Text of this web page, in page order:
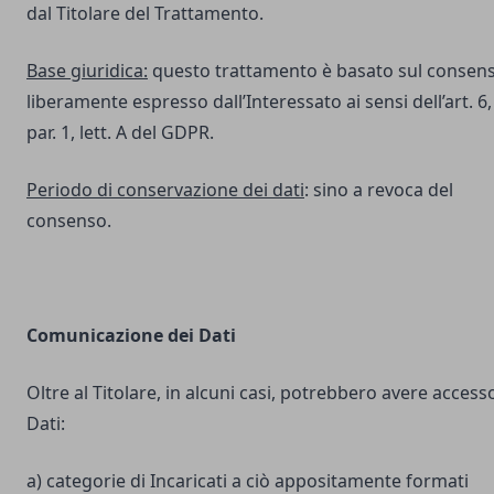
dal Titolare del Trattamento.
Base giuridica: questo trattamento è basato sul
liberamente espresso dall’Interessato ai sensi dell’art. 6,
par. 1, lett. A del GDPR.
Periodo di conservazione dei dati: sino a revoca del
consenso.
Comunicazione dei Dati
Oltre al Titolare, in alcuni casi, potrebbero avere
Dati:
a) categorie di Incaricati a ciò appositamente formati